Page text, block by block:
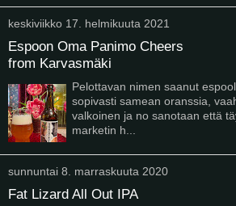
keskiviikko 17. helmikuuta 2021
Espoon Oma Panimo Cheers
from Karvasmäki
Pelottavan nimen saanut
sopivasti samean oranssia,
valkoinen ja no sanotaan että
marketin h...
sunnuntai 8. marraskuuta 2020
Fat Lizard All Out IPA